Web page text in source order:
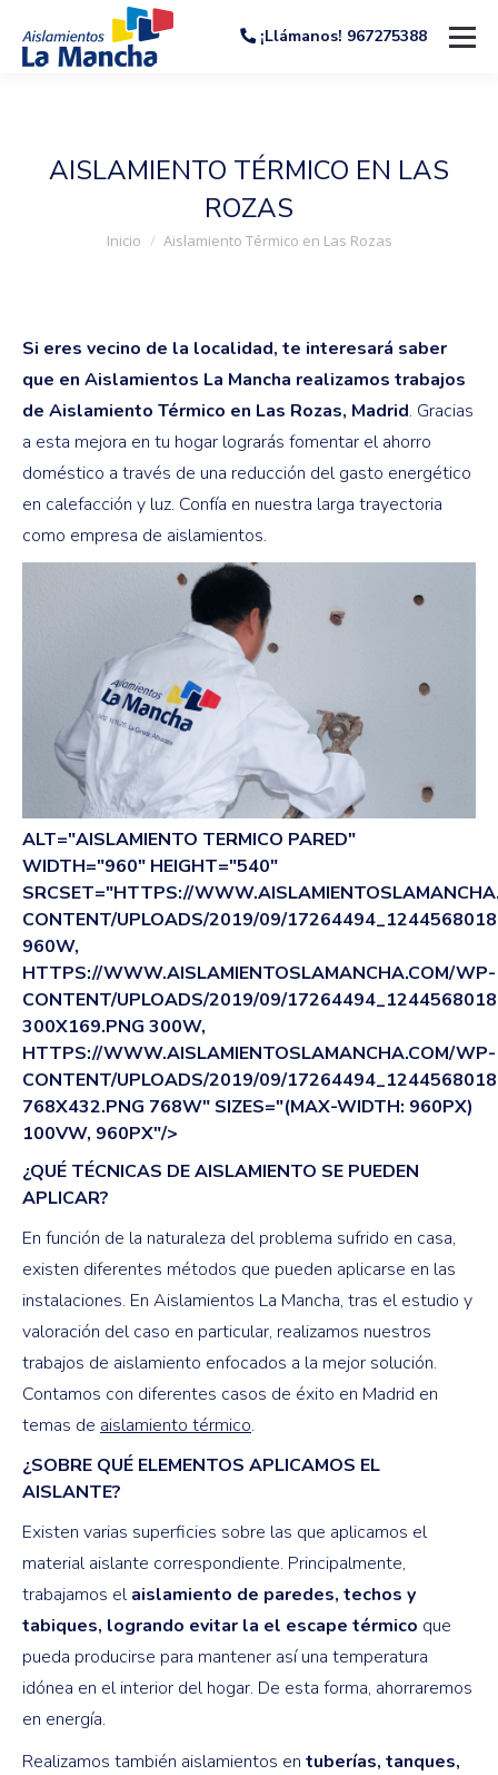
¡Llámanos! 967275388
AISLAMIENTO TÉRMICO EN LAS
ROZAS
Estás aquí:
Inicio Aislamiento Térmico en Las Rozas
Si eres vecino de la localidad, te interesará saber
que en Aislamientos La Mancha realizamos trabajos
de Aislamiento Térmico en Las Rozas, Madrid. Gracias
a esta mejora en tu hogar lograrás fomentar el ahorro
doméstico a través de una reducción del gasto energético
en calefacción y luz. Confía en nuestra larga trayectoria
como empresa de aislamientos.
ALT="AISLAMIENTO TERMICO PARED"
WIDTH="960" HEIGHT="540"
SRCSET="HTTPS://
CONTENT/UPLOADS/2019/09/
960W,
HTTPS://WWW.AISLAMIENTOSLAMANCHA.COM/WP-
CONTENT/UPLOADS/2019/09/
300X169.PNG 300W,
HTTPS://WWW.AISLAMIENTOSLAMANCHA.COM/WP-
CONTENT/UPLOADS/2019/09/
768X432.PNG 768W" SIZES="(MAX-WIDTH: 960PX)
100VW, 960PX"/>
¿QUÉ TÉCNICAS DE AISLAMIENTO SE PUEDEN
APLICAR?
En función de la naturaleza del problema sufrido en casa,
existen diferentes métodos que pueden aplicarse en las
instalaciones. En Aislamientos La Mancha, tras el estudio y
valoración del caso en particular, realizamos nuestros
trabajos de aislamiento enfocados a la mejor solución.
Contamos con diferentes casos de éxito en Madrid en
temas de aislamiento térmico.
¿SOBRE QUÉ ELEMENTOS APLICAMOS EL
AISLANTE?
Existen varias superficies sobre las que aplicamos el
material aislante correspondiente. Principalmente,
trabajamos elaislamiento de paredes, techos y
tabiques, logrando evitar la el escape térmico que
pueda producirse para mantener así una temperatura
idónea en el interior del hogar. De esta forma, ahorraremos
en energía.
Realizamos también aislamientos en tuberías, tanques,